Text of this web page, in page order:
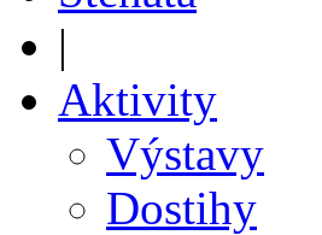
|
Aktivity
Výstavy
Dostihy